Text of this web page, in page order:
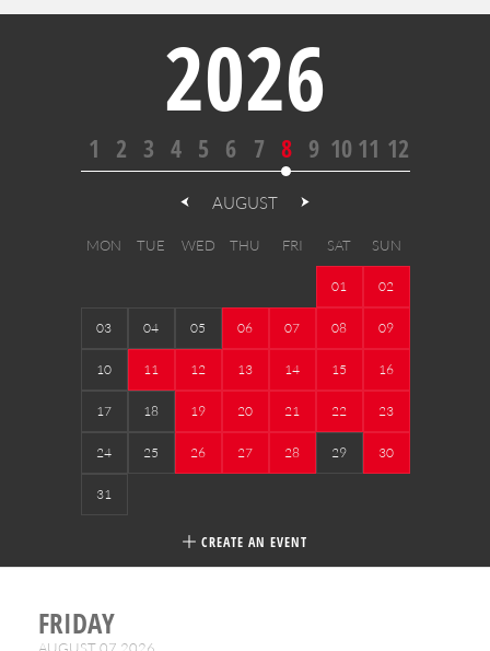
2026
1 2 3 4 5 6 7 8 9 10 11 12
AUGUST
MON TUE WED THU FRI SAT SUN
01 02
03 04 05 06 07 08 09
10 11 12 13 14 15 16
17 18 19 20 21 22 23
24 25 26 27 28 29 30
31
CREATE AN EVENT
FRIDAY